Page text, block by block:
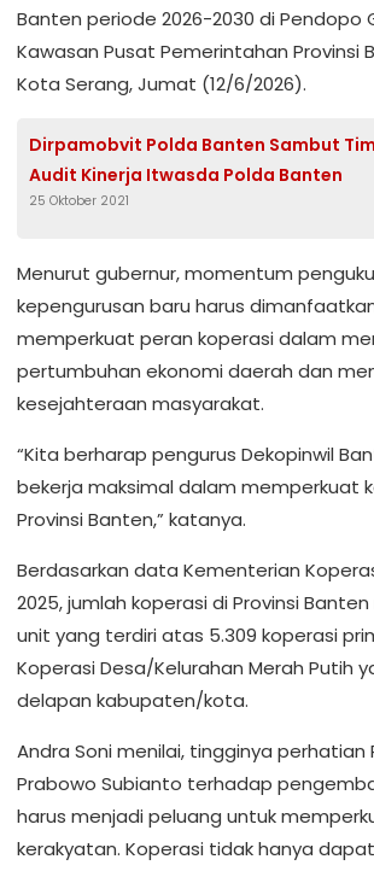
Banten periode 2026-2030 di Pendopo
Kawasan Pusat Pemerintahan Provinsi
Kota Serang, Jumat (12/6/2026).
Dirpamobvit Polda Banten Sambut Tim
Audit Kinerja Itwasda Polda Banten
25 Oktober 2021
Menurut gubernur, momentum
kepengurusan baru harus
memperkuat peran koperasi dalam
pertumbuhan ekonomi daerah dan
kesejahteraan masyarakat.
“Kita berharap pengurus Dekopinwil
bekerja maksimal dalam memperkuat
Provinsi Banten,” katanya.
Berdasarkan data Kementerian
2025, jumlah koperasi di Provinsi
unit yang terdiri atas 5.309 koperasi
Koperasi Desa/Kelurahan Merah Putih
delapan kabupaten/kota.
Andra Soni menilai, tingginya perhatian
Prabowo Subianto terhadap
harus menjadi peluang untuk
kerakyatan. Koperasi tidak hanya